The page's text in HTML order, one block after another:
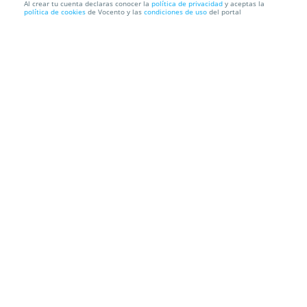
Entradas Zarzuela La Revoltosa
Al crear tu cuenta declaras conocer la política de privacidad y aceptas la
política de cookies de Vocento y las condiciones de uso del portal